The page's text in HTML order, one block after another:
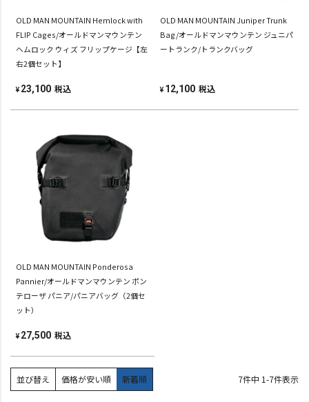
OLD MAN MOUNTAIN Hemlock with
FLIP Cages/オールドマンマウンテン
ヘムロック ウィズ フリップケージ【左
右2個セット】
¥ 23,100 税込
OLD MAN MOUNTAIN Juniper Trunk
Bag/オールドマンマウンテン ジュニパ
ートランク/トランクバッグ
¥ 12,100 税込
OLD MAN MOUNTAIN Ponderosa
Pannier/オールドマンマウンテン ポン
テローザ パニア/パニアバッグ（2個セ
ット）
¥ 27,500 税込
並び替え 価格が安い順 新着順 7件中 1-7件表示